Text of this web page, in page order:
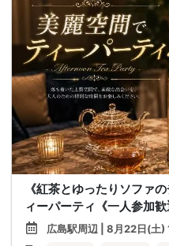
《紅茶とゆったりソファ
ィーパーティ《一人参加
広島駅周辺 | 8月22日(土